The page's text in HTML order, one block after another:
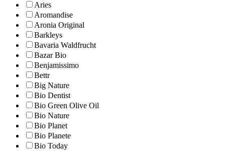
Aries
Aromandise
Aronia Original
Barkleys
Bavaria Waldfrucht
Bazar Bio
Benjamissimo
Bettr
Big Nature
Bio Dentist
Bio Green Olive Oil
Bio Nature
Bio Planet
Bio Planete
Bio Today